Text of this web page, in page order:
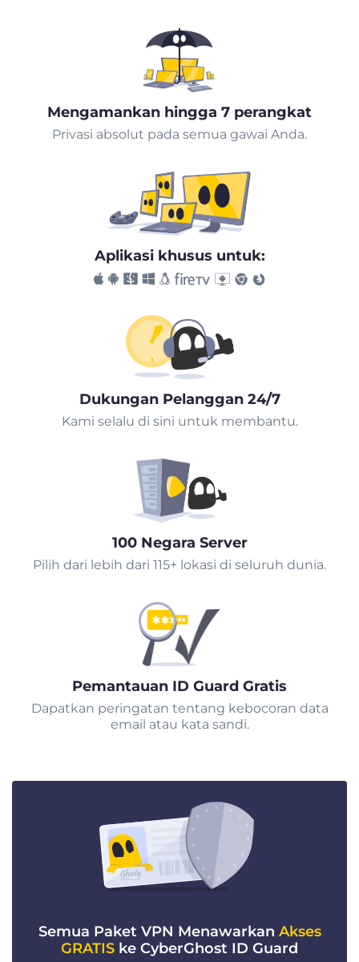
Mengamankan hingga 7 perangkat
Privasi absolut pada semua gawai Anda.
Aplikasi khusus untuk:
Dukungan Pelanggan 24/7
Kami selalu di sini untuk membantu.
100 Negara Server
Pilih dari lebih dari 115+ lokasi di seluruh dunia.
Pemantauan ID Guard Gratis
Dapatkan peringatan tentang kebocoran data
email atau kata sandi.
Semua Paket VPN Menawarkan Akses
GRATIS ke CyberGhost ID Guard